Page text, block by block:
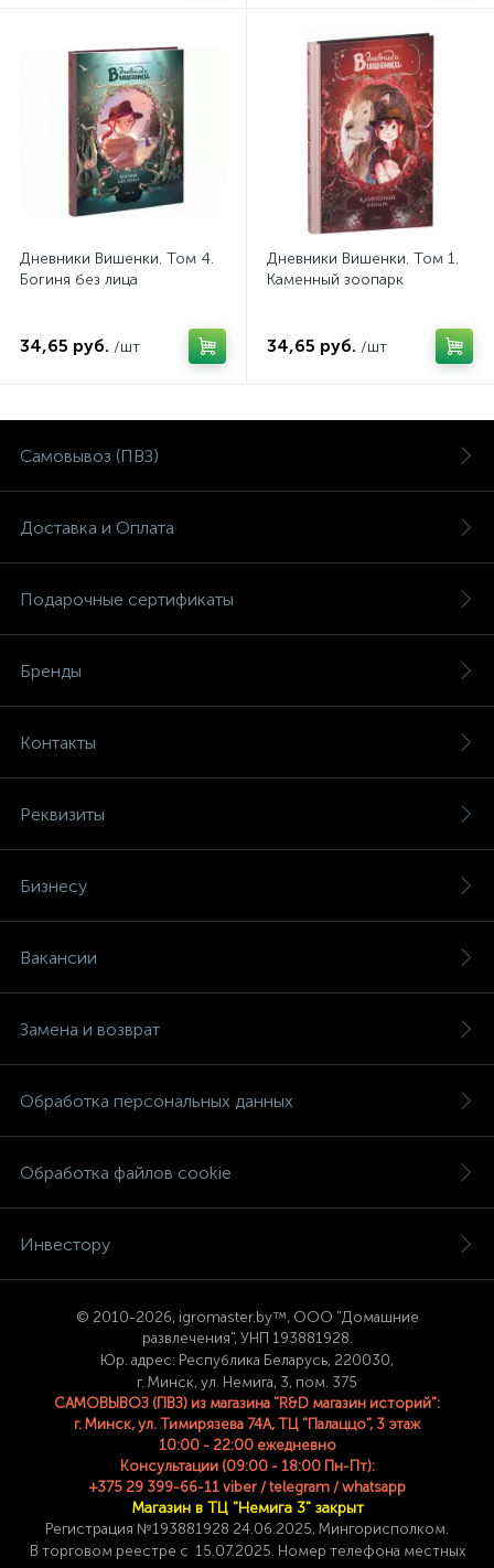
Дневники Вишенки. Том 4.
Богиня без лица
34,65 руб. /шт
Дневники Вишенки. Том 1.
Каменный зоопарк
34,65 руб. /шт
Самовывоз (ПВЗ)
Доставка и Оплата
Подарочные сертификаты
Бренды
Контакты
Реквизиты
Бизнесу
Вакансии
Замена и возврат
Обработка персональных данных
Обработка файлов cookie
Инвестору
© 2010-2026, igromaster.by™, ООО "Домашние
развлечения", УНП 193881928.
Юр. адрес: Республика Беларусь, 220030,
г. Минск, ул. Немига, 3, пом. 375
САМОВЫВОЗ (ПВЗ) из магазина "R&D магазин историй":
г. Минск, ул. Тимирязева 74A, ТЦ "Палаццо", 3 этаж
10:00 - 22:00 ежедневно
Консультации (09:00 - 18:00 Пн-Пт):
+375 29 399-66-11 viber / telegram / whatsapp
Магазин в ТЦ "Немига 3" закрыт
Регистрация №193881928 24 .06.2025, Мингорисполком.
В торговом реестре с 15.07.2025. Номер телефона местных